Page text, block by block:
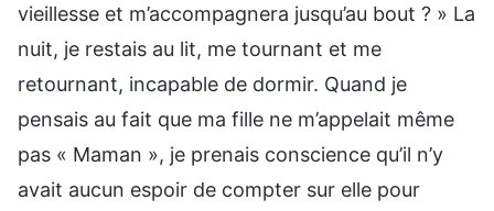
vieillesse et m’accompagnera jusqu’au bout ? » La
nuit, je restais au lit, me tournant et me
retournant, incapable de dormir. Quand je
pensais au fait que ma fille ne m’appelait même
pas « Maman », je prenais conscience qu’il n’y
avait aucun espoir de compter sur elle pour